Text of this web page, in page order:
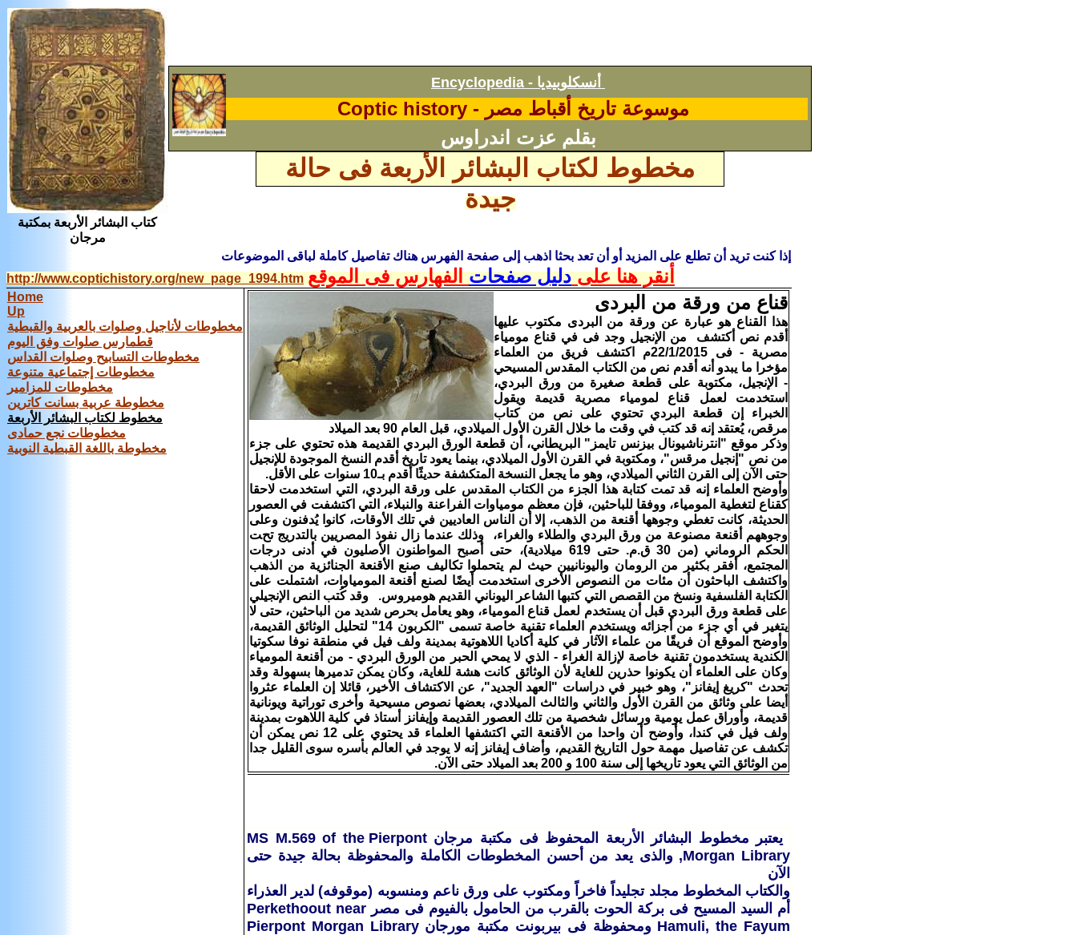
كتاب البشائر الأربعة بمكتبة
مرجان
Encyclopedia - أنسكلوبيديا
موسوعة تاريخ أقباط مصر - Coptic history
بقلم عزت اندراوس
مخطوط لكتاب البشائر الأربعة فى حالة
جيدة
إذا كنت تريد أن تطلع على المزيد أو أن تعد بحثا اذهب إلى صفحة الفهرس هناك تفاصيل كاملة لباقى الموضوعات
أنقر هنا علىدليل صفحاتالفهارس فى الموقع http://www.coptichistory.org/new_page_1994.htm
Home
Up
مخطوطات لأناجيل وصلوات بالعربية والقبطية
قطمارس صلوات وفق اليوم
مخطوطات التسابيح وصلوات القداس
مخطوطات إجتماعية متنوعة
مخطوطات للمزامير
مخطوطة عربية بسانت كاترين
مخطوط لكتاب البشائر الأربعة
مخطوطات نجع حمادى
مخطوطة باللغة القبطية النوبية
قناع من ورقة من البردى
هذا القناع هو عبارة عن ورقة من البردى مكتوب عليها
أقدم نص أكتشف من الإنجيل وجد فى في قناع مومياء
مصرية - فى 22/1/2015م اكتشف فريق من العلماء
مؤخرا ما يبدو أنه أقدم نص من الكتاب المقدس المسيحي
- الإنجيل، مكتوبة على قطعة صغيرة من ورق البردي،
استخدمت لعمل قناع لمومياء مصرية قديمة ويقول
الخبراء إن قطعة البردي تحتوي على نص من كتاب
مرقص، يُعتقد إنه قد كتب في وقت ما خلال القرن الأول الميلادي، قبل العام 90 بعد الميلاد
وذكر موقع "انترناشيونال بيزنس تايمز" البريطاني، أن قطعة الورق البردي القديمة هذه تحتوي على جزء
من نص "إنجيل مرقس"، ومكتوبة في القرن الأول الميلادي، بينما يعود تاريخ أقدم النسخ الموجودة للإنجيل
حتى الآن إلى القرن الثاني الميلادي، وهو ما يجعل النسخة المتكشفة حديثًا أقدم بـ10 سنوات على الأقل.
وأوضح العلماء إنه قد تمت كتابة هذا الجزء من الكتاب المقدس على ورقة البردي، التي استخدمت لاحقا
كقناع لتغطية المومياء، ووفقا للباحثين، فإن معظم مومياوات الفراعنة والنبلاء، التي اكتشفت في العصور
الحديثة، كانت تغطي وجوهها أقنعة من الذهب، إلا أن الناس العاديين في تلك الأوقات، كانوا يُدفنون وعلى
وجوههم أقنعة مصنوعة من ورق البردي والطلاء والغراء، وذلك عندما زال نفوذ المصريين بالتدريج تحت
الحكم الروماني (من 30 ق.م. حتى 619 ميلادية)، حتى أصبح المواطنون الأصليون في أدنى درجات
المجتمع، أفقر بكثير من الرومان واليونانيين حيث لم يتحملوا تكاليف صنع الأقنعة الجنائزية من الذهب
واكتشف الباحثون أن مئات من النصوص الأخرى استخدمت أيضًا لصنع أقنعة المومياوات، اشتملت على
الكتابة الفلسفية ونسخ من القصص التي كتبها الشاعر اليوناني القديم هوميروس. وقد كُتب النص الإنجيلي
على قطعة ورق البردي قبل أن يستخدم لعمل قناع المومياء، وهو يعامل بحرص شديد من الباحثين، حتى لا
يتغير في أي جزء من أجزائه ويستخدم العلماء تقنية خاصة تسمى "الكربون 14" لتحليل الوثائق القديمة،
وأوضح الموقع أن فريقًا من علماء الآثار في كلية أكاديا اللاهوتية بمدينة ولف فيل في منطقة نوفا سكوتيا
الكندية يستخدمون تقنية خاصة لإزالة الغراء - الذي لا يمحي الحبر من الورق البردي - من أقنعة المومياء
وكان على العلماء أن يكونوا حذرين للغاية لأن الوثائق كانت هشة للغاية، وكان يمكن تدميرها بسهولة وقد
تحدث "كريغ إيفانز"، وهو خبير في دراسات "العهد الجديد"، عن الاكتشاف الأخير، قائلا إن العلماء عثروا
أيضا على وثائق من القرن الأول والثاني والثالث الميلادي، بعضها نصوص مسيحية وأخرى توراتية ويونانية
قديمة، وأوراق عمل يومية ورسائل شخصية من تلك العصور القديمة وإيفانز أستاذ في كلية اللاهوت بمدينة
ولف فيل في كندا، وأوضح أن واحدا من الأقنعة التي اكتشفها العلماء قد يحتوي على 12 نص يمكن أن
تكشف عن تفاصيل مهمة حول التاريخ القديم، وأضاف إيفانز إنه لا يوجد في العالم بأسره سوى القليل جدا
من الوثائق التي يعود تاريخها إلى سنة 100 و 200 بعد الميلاد حتى الآن.
يعتبر مخطوط البشائر الأربعة المحفوظ فى مكتبة مرجان MS M.569 of the Pierpont
Morgan Library, والذى يعد من أحسن المخطوطات الكاملة والمحفوظة بحالة جيدة حتى
الآن
والكتاب المخطوط مجلد تجليداً فاخراً ومكتوب على ورق ناعم ومنسوبه (موقوفه) لدير العذراء
أم السيد المسيح فى بركة الحوت بالقرب من الحامول بالفيوم فى مصر Perkethoout near
Hamuli, the Fayum ومحفوظة فى بيربونت مكتبة مورجان Pierpont Morgan Library